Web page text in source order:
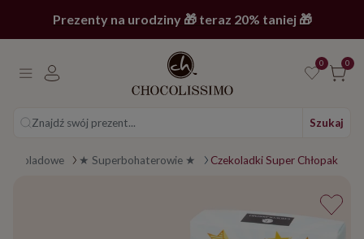
Prezenty na urodziny 🎁 teraz 20% taniej 🎁
0 0
Znajdź swój prezent... Szukaj
★​ Superbohaterowie ★​ Czekoladki Super Chłopak